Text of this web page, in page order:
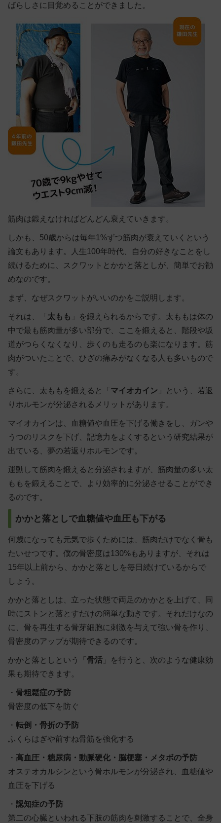
ばらしさに目覚めることができました。
筋肉は鍛えなければどんどん衰えていきます。
しかも、50歳からは毎年1%ずつ筋肉が衰えていくという
論文もあります。人生100年時代、自分の好きなことをし
続けるために、スクワットとかかと落としが、簡単でお勧
めなのです。
まず、なぜスクワットがいいのかをご説明します。
それは、「 太もも 」を鍛えられるからです。太ももは体の
中で最も筋肉量が多い部分で、ここを鍛えると、階段や坂
道がつらくなくなり、歩くのも走るのも楽になります。筋
肉がついたことで、ひざの痛みがなくなる人も多いもので
す。
さらに、太ももを鍛えると「 マイオカイン 」という、若返
りホルモンが分泌されるメリットがあります。
マイオカインは、血糖値や血圧を下げる働きをし、ガンや
うつのリスクを下げ、記憶力をよくするという研究結果が
出ている、夢の若返りホルモンです。
運動して筋肉を鍛えると分泌されますが、筋肉量の多い太
ももを鍛えることで、より効率的に分泌させることができ
るのです。
かかと落としで血糖値や血圧も下がる
何歳になっても元気で歩くためには、筋肉だけでなく 骨も
たいせつです。僕の骨密度は130%もありますが、それは
15年以上前から、かかと落としを毎日続けているからで
しょう。
かかと落としは、立った状態で両足のかかとを上げて、同
時にストンと落とすだけの簡単な動きです。それだけなの
に、骨を再生する骨芽細胞に刺激を与えて強い骨を作り、
骨密度のアップが期待できるのです。
かかと落としという「 骨活 」を行うと、次のような健康効
果も期待できます。
・ 骨粗鬆症の予防
骨密度の低下を防ぐ
・ 転倒・骨折の予防
ふくらはぎや前すね骨筋を強化する
・ 高血圧・糖尿病・動脈硬化・脳梗塞・メタボの予防
オステオカルシンという骨ホルモンが分泌され、血糖値や
血圧を下げる
・ 認知症の予防
第二の心臓といわれる下肢の筋肉を刺激することで、全身